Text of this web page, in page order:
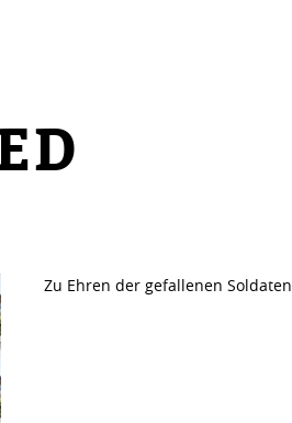
Zu Ehren der gefallenen Soldaten